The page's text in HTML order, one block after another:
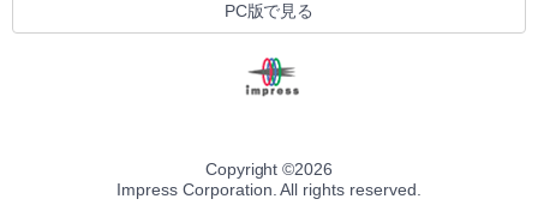
PC版で見る
Copyright ©2026
Impress Corporation. All rights reserved.